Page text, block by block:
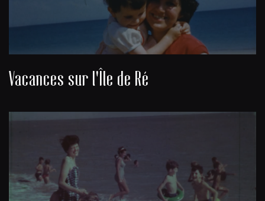
Vacances sur l'Île de Ré